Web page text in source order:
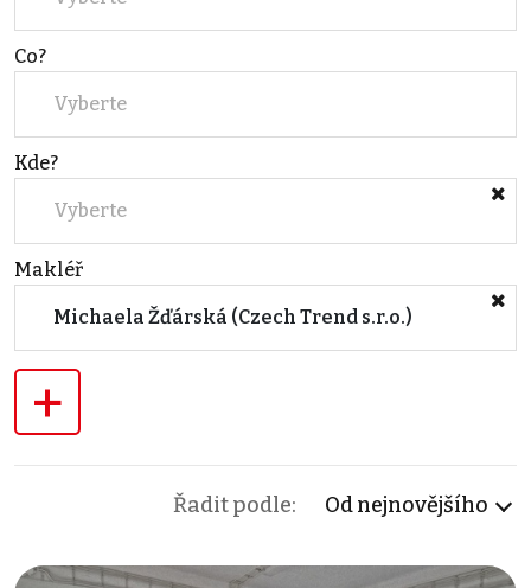
Co?
Vyberte
Kde?
Vyberte
Makléř
Michaela Žďárská (Czech Trend s.r.o.)
+
Řadit podle: Od nejnovějšího